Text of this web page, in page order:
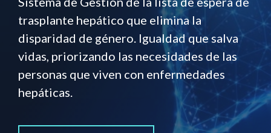
trasplante hepático que elimina la
disparidad de género. Igualdad que salva
vidas, priorizando las necesidades de las
personas que viven con enfermedades
hepáticas.